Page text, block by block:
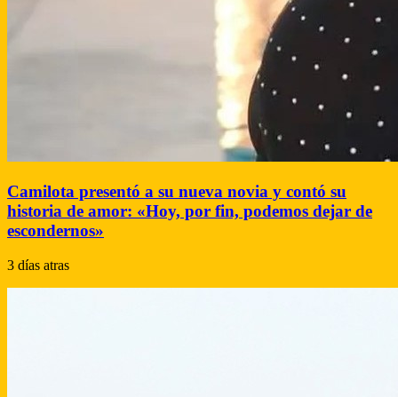
Camilota presentó a su nueva novia y contó su
historia de amor: «Hoy, por fin, podemos dejar de
escondernos»
3 días atras